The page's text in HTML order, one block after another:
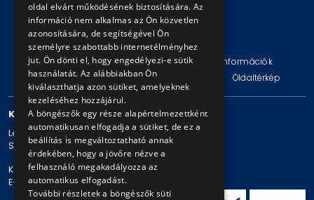
© Copyright 2026 BKV Zrt.
Impresszum Jogi nyilatkozat Technikai információk
Adatvédelmi politika és tájékoztatások
Oldaltérkép
KAPCSOLAT
Levelezési cím: 1980 Budapest, Pf. 11.
Székhely: 1980 Budapest, Akácfa u. 15.
Központi telefonszám: + 36 1 461-65-00
E-mail cím: bkv@bkv.hu
oldal elvárt működésének biztosítására. Az
információ nem alkalmas az Ön közvetlen
azonosítására, de segítségével Ön
személyre szabottabb internetélményhez
jut. Ön dönti el, hogy engedélyezi-e sütik
használatát. Az alábbiakban Ön
kiválaszthatja azon sütiket, amelyeknek
kezeléséhez hozzájárul.
A böngészők egy része alapértelmezettként
automatikusan elfogadja a sütiket, de ez a
beállítás is megváltoztatható annak
érdekében, hogy a jövőre nézve a
felhasználó megakadályozza az
automatikus elfogadást.
További részletek a böngészők süti